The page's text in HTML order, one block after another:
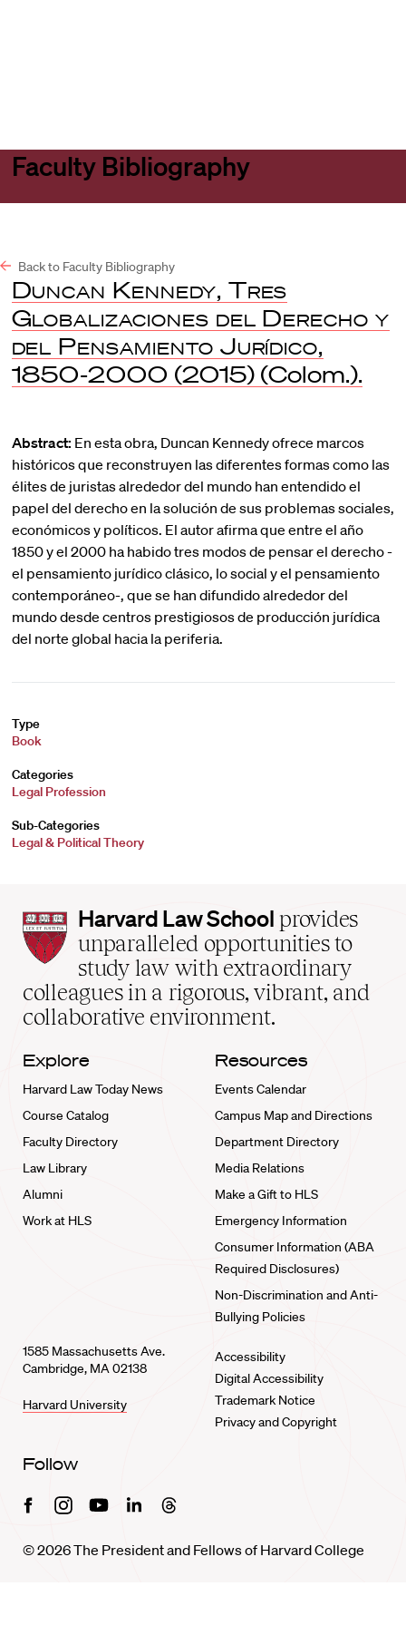
Faculty Bibliography
Back to Faculty Bibliography
Duncan Kennedy, Tres
Globalizaciones del Derecho y
del Pensamiento Jurídico,
1850-2000 (2015) (Colom.).
Abstract: En esta obra, Duncan Kennedy ofrece marcos
históricos que reconstruyen las diferentes formas como las
élites de juristas alrededor del mundo han entendido el
papel del derecho en la solución de sus problemas sociales,
económicos y políticos. El autor afirma que entre el año
1850 y el 2000 ha habido tres modos de pensar el derecho -
el pensamiento jurídico clásico, lo social y el pensamiento
contemporáneo-, que se han difundido alrededor del
mundo desde centros prestigiosos de producción jurídica
del norte global hacia la periferia.
Type
Book
Categories
Legal Profession
Sub-Categories
Legal & Political Theory
Harvard
Law
School
home
Harvard Law School provides
unparalleled opportunities to
study law with extraordinary
colleagues in a rigorous, vibrant, and
collaborative environment.
Explore
Harvard Law Today News
Course Catalog
Faculty Directory
Law Library
Alumni
Work at HLS
Resources
Events Calendar
Campus Map and Directions
Department Directory
Media Relations
Make a Gift to HLS
Emergency Information
Consumer Information (ABA
Required Disclosures)
Non-Discrimination and Anti-
Bullying Policies
1585 Massachusetts Ave.
Cambridge, MA 02138
Harvard University
Accessibility
Digital Accessibility
Trademark Notice
Privacy and Copyright
Follow
FacebookInstagramYoutubeLinkedinThreads
© 2026 The President and Fellows of Harvard College